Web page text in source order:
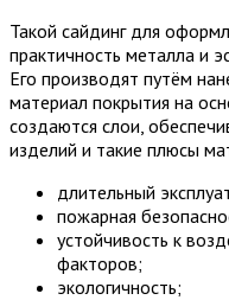
Такой сайдинг для
практичность металла и
Его производят путём
материал покрытия на
создаются слои,
изделий и такие плюсы
длительный
пожарная
устойчивость к
факторов;
экологичность;